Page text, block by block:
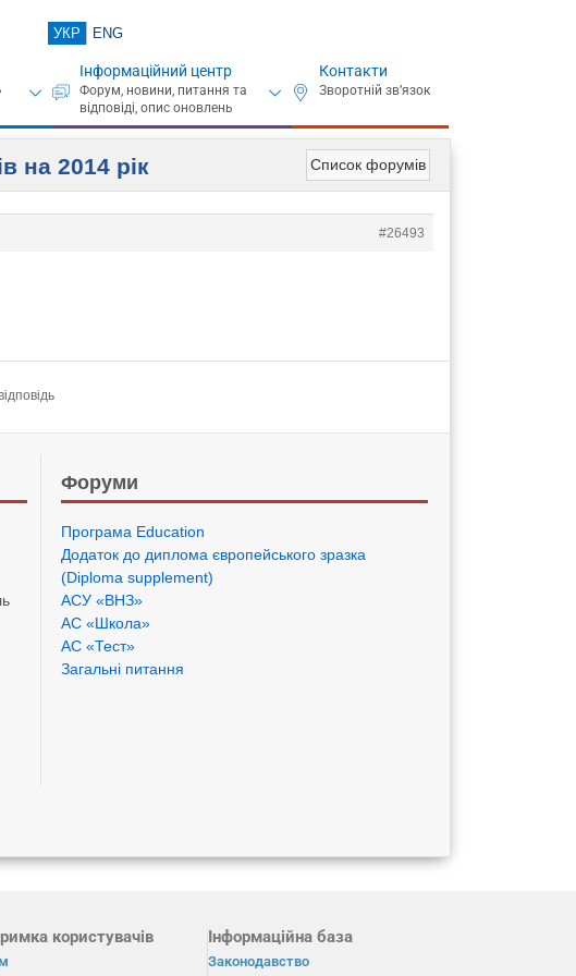
УКР ENG
Інформаційний центр Контакти
Список форумів
на 2014 рік
#26493
Форуми
Програма Eduсation
Додаток до диплома європейського зразка
(Diploma supplement)
АСУ «ВНЗ»
АС «Школа»
АС «Тест»
Загальні питання
користувачів Інформаційна база
Законодавство